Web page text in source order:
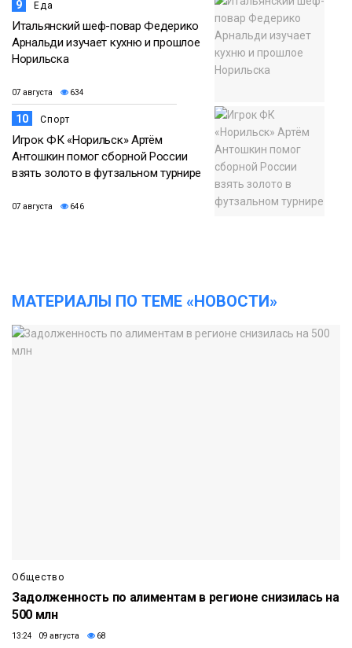
9 Еда
Итальянский шеф-повар Федерико
Арнальди изучает кухню и прошлое
Норильска
07 августа 634
10 Спорт
Игрок ФК «Норильск» Артём
Антошкин помог сборной России
взять золото в футзальном турнире
07 августа 646
МАТЕРИАЛЫ ПО ТЕМЕ «НОВОСТИ»
Общество
Задолженность по алиментам в регионе снизилась на
500 млн
13:24 09 августа 68